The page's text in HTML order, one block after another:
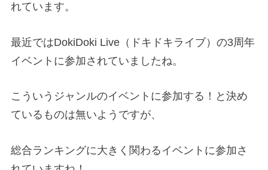
れています。
最近ではDokiDoki Live（ドキドキライブ）の3周年
イベントに参加されていましたね。
こういうジャンルのイベントに参加する！と決め
ているものは無いようですが、
総合ランキングに大きく関わるイベントに参加さ